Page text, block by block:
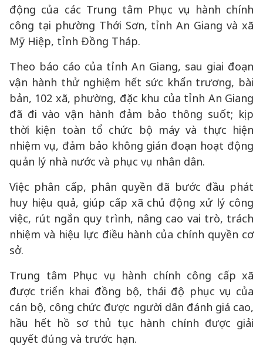
động của các Trung tâm Phục vụ hành chính
công tại phường Thới Sơn, tỉnh An Giang và xã
Mỹ Hiệp, tỉnh Đồng Tháp.
Theo báo cáo của tỉnh An Giang, sau giai đoạn
vận hành thử nghiệm hết sức khẩn trương, bài
bản, 102 xã, phường, đặc khu của tỉnh An Giang
đã đi vào vận hành đảm bảo thông suốt; kịp
thời kiện toàn tổ chức bộ máy và thực hiện
nhiệm vụ, đảm bảo không gián đoạn hoạt động
quản lý nhà nước và phục vụ nhân dân.
Việc phân cấp, phân quyền đã bước đầu phát
huy hiệu quả, giúp cấp xã chủ động xử lý công
việc, rút ngắn quy trình, nâng cao vai trò, trách
nhiệm và hiệu lực điều hành của chính quyền cơ
sở.
Trung tâm Phục vụ hành chính công cấp xã
được triển khai đồng bộ, thái độ phục vụ của
cán bộ, công chức được người dân đánh giá cao,
hầu hết hồ sơ thủ tục hành chính được giải
quyết đúng và trước hạn.